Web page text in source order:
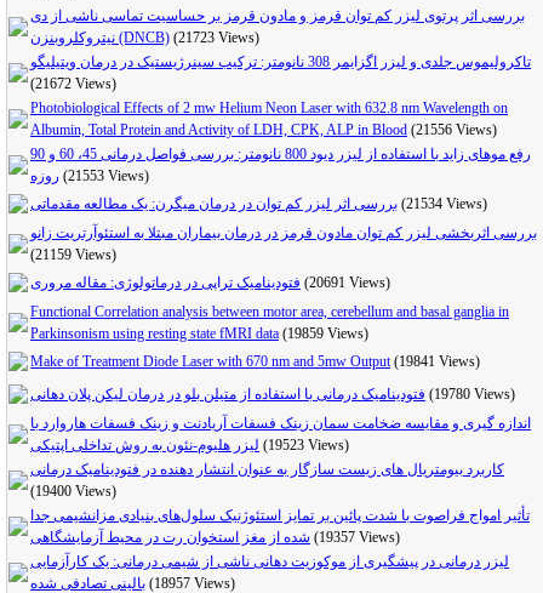
بررسی اثر پرتوی لیزر کم توان قرمز و مادون قرمز بر حساسیت تماسی ناشی از دی
نیتروکلروبنزن (DNCB) (21723 Views)
تاکرولیموس جلدی و لیزر اگزایمر 308 نانومتر: ترکیب سینرژیستیک در درمان ویتیلیگو
(21672 Views)
Photobiological Effects of 2 mw Helium Neon Laser with 632.8 nm Wavelength on
Albumin, Total Protein and Activity of LDH, CPK, ALP in Blood (21556 Views)
رفع موهای زاید با استفاده از لیزر دیود 800 نانومتر: بررسی فواصل درمانی 45، 60 و 90
روزه (21553 Views)
بررسی اثر لیزر کم توان در درمان میگرن: یک مطالعه مقدماتی (21534 Views)
بررسی اثربخشی لیزر کم توان مادون قرمز در درمان بیماران مبتلا به استئوآرتریت زانو
(21159 Views)
فتودینامیک تراپی در درماتولوژی: مقاله مروری (20691 Views)
Functional Correlation analysis between motor area, cerebellum and basal ganglia in
Parkinsonism using resting state fMRI data (19859 Views)
Make of Treatment Diode Laser with 670 nm and 5mw Output (19841 Views)
فتودینامیک درمانی با استفاده از متیلن بلو در درمان لیکن پلان دهانی (19780 Views)
اندازه گیری و مقایسه ضخامت سمان زینک فسفات آریادنت و زینک فسفات هاروارد با
لیزر هلیوم-نئون به روش تداخلی اپتیکی (19523 Views)
کاربرد بیومتریال های زیست سازگار به عنوان انتشار دهنده در فتودینامیک درمانی
(19400 Views)
تأثیر امواج فراصوت با شدت پائین بر تمایز استئوژنیک سلول‌های بنیادی مزانشیمی جدا
شده از مغز استخوان رت در محیط آزمایشگاهی (19357 Views)
لیزر درمانی در پیشگیری از موکوزیت دهانی ناشی از شیمی درمانی: یک کارآزمایی
بالینی تصادفی شده (18957 Views)